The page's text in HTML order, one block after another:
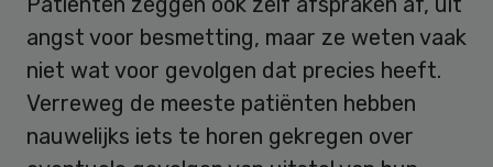
angst voor besmetting, maar ze weten vaak
niet wat voor gevolgen dat precies heeft.
Verreweg de meeste patiënten hebben
nauwelijks iets te horen gekregen over